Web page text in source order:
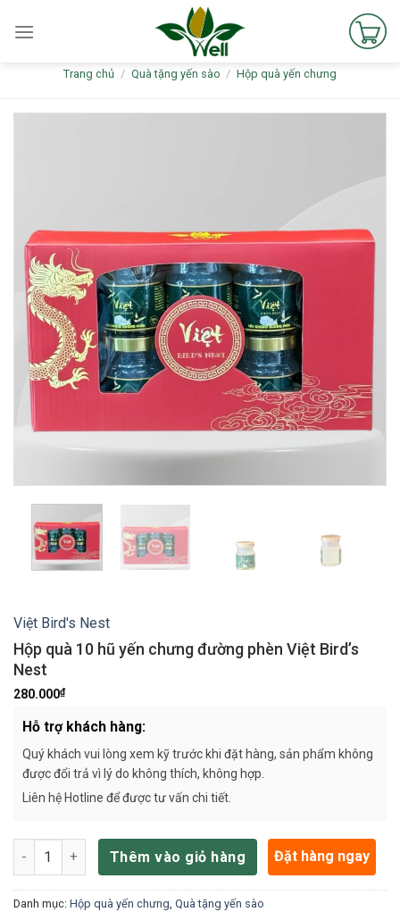
Trang chủ / Quà tặng yến sào / Hộp quà yến chưng
Việt Bird's Nest
Hộp quà 10 hũ yến chưng đường phèn Việt Bird’s
Nest
280.000₫
Hỗ trợ khách hàng:
Quý khách vui lòng xem kỹ trước khi đặt hàng, sản phẩm không
được đổi trả vì lý do không thích, không hợp.
Liên hệ Hotline để được tư vấn chi tiết.
Hộp quà 10 hũ yến chưng đường phèn Việt Bird's Nest số lượng
Thêm vào giỏ hàng Đặt hàng ngay
Danh mục: Hộp quà yến chưng, Quà tặng yến sào